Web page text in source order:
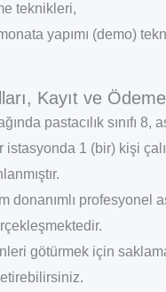
teknikleri,
yapımı (demo)
Kayıt ve
pastacılık sınıfı 8,
istasyonda 1 (bir) kişi
donanımlı profesyonel
götürmek için